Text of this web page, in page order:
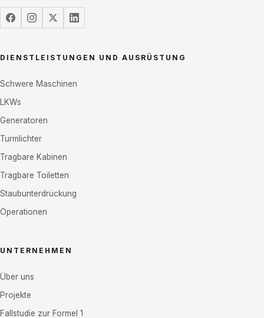
DIENSTLEISTUNGEN UND AUSRÜSTUNG
Schwere Maschinen
LKWs
Generatoren
Turmlichter
Tragbare Kabinen
Tragbare Toiletten
Staubunterdrückung
Operationen
UNTERNEHMEN
Über uns
Projekte
Fallstudie zur Formel 1